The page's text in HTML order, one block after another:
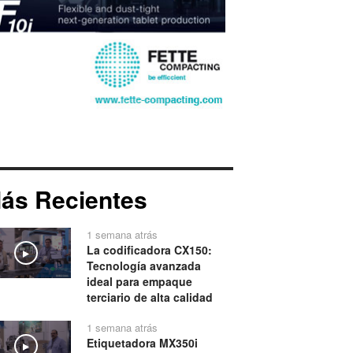
Recientes
Play
1 semana atrás
La codificadora CX150:
Tecnología avanzada
ideal para empaque
terciario de alta calidad
Play
1 semana atrás
Etiquetadora MX350i